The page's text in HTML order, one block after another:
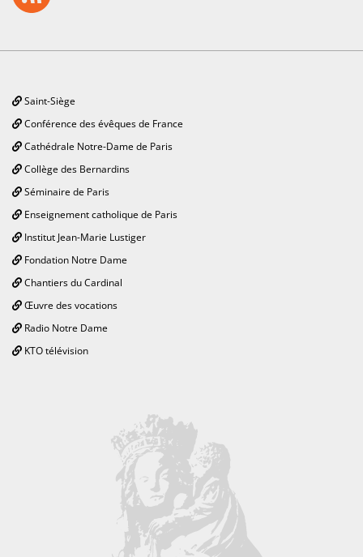
Saint-Siège
Conférence des évêques de France
Cathédrale Notre-Dame de Paris
Collège des Bernardins
Séminaire de Paris
Enseignement catholique de Paris
Institut Jean-Marie Lustiger
Fondation Notre Dame
Chantiers du Cardinal
Œuvre des vocations
Radio Notre Dame
KTO télévision